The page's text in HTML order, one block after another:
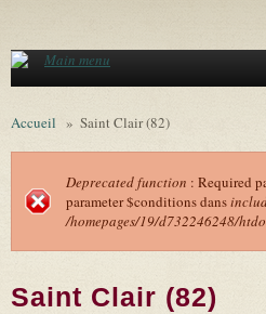
Main menu
Accueil » Saint Clair (82)
Message
Deprecated function : Required
parameter $conditions dans
/homepages/19/d732246248/
Saint Clair (82)